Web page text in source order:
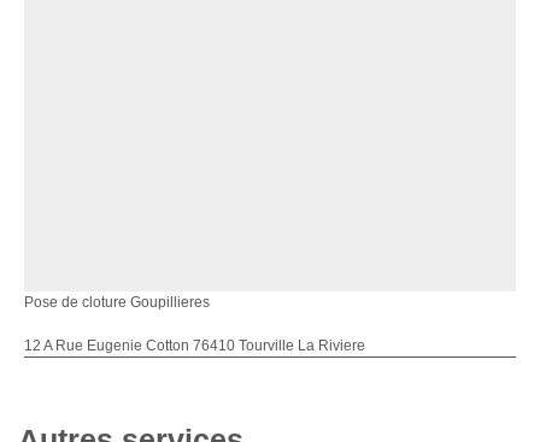
Pose de cloture Goupillieres
12 A Rue Eugenie Cotton 76410 Tourville La Riviere